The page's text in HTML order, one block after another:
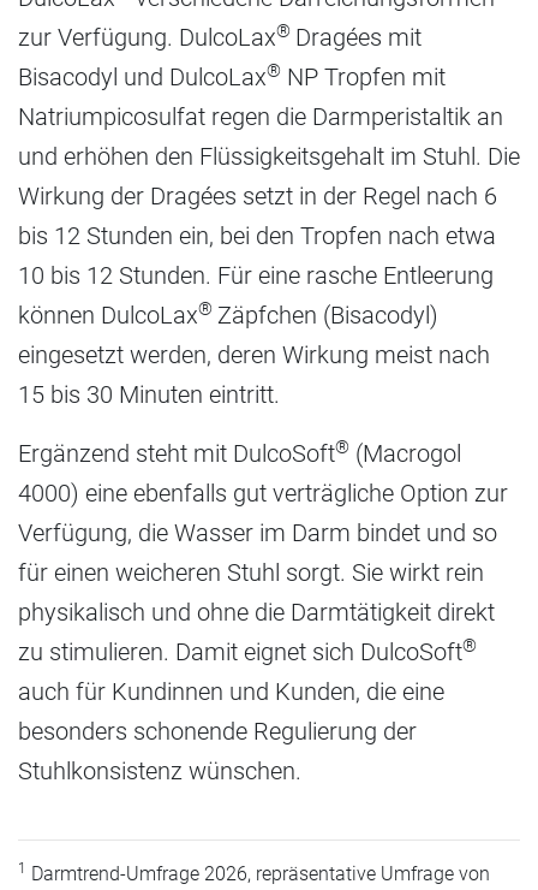
zur Verfügung. DulcoLax® Dragées mit
Bisacodyl und DulcoLax® NP Tropfen mit
Natriumpicosulfat regen die Darmperistaltik an
und erhöhen den Flüssigkeitsgehalt im Stuhl. Die
Wirkung der Dragées setzt in der Regel nach 6
bis 12 Stunden ein, bei den Tropfen nach etwa
10 bis 12 Stunden. Für eine rasche Entleerung
können DulcoLax® Zäpfchen (Bisacodyl)
eingesetzt werden, deren Wirkung meist nach
15 bis 30 Minuten eintritt.
Ergänzend steht mit DulcoSoft® (Macrogol
4000) eine ebenfalls gut verträgliche Option zur
Verfügung, die Wasser im Darm bindet und so
für einen weicheren Stuhl sorgt. Sie wirkt rein
physikalisch und ohne die Darmtätigkeit direkt
zu stimulieren. Damit eignet sich DulcoSoft®
auch für Kundinnen und Kunden, die eine
besonders schonende Regulierung der
Stuhlkonsistenz wünschen.
1
Darmtrend-Umfrage 2026, repräsentative Umfrage von